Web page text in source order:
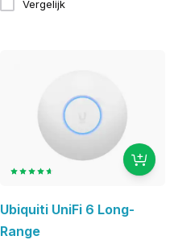
Vergelijk
Ubiquiti UniFi 6 Long-
Range